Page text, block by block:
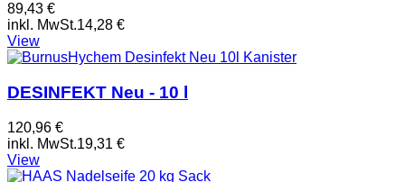
89,43 €
inkl. MwSt.14,28 €
View
DESINFEKT Neu - 10 l
120,96 €
inkl. MwSt.19,31 €
View